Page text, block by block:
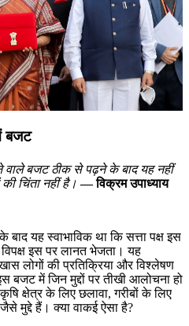
बजट
वाले बजट ठीक से पढ़ने के बाद यह नहीं
की चिंता नहीं है।— विक्रम उपाध्याय
यह स्वाभाविक था कि सत्ता पक्ष इस
इस पर लानत भेजता। यह
लोगों की प्रतिक्रिया और विश्लेषण
बजट में जिन मुद्दों पर तीखी आलोचना हो
क्षेत्र के लिए छलावा, गरीबों के लिए
मुद्दे हैं। क्या वाकई ऐसा है?